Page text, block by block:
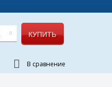
КУПИТЬ
В сравнение